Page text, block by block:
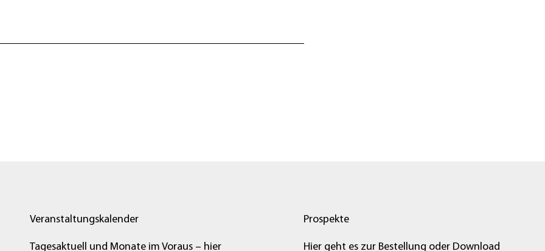
Veranstaltungskalender
Tagesaktuell und Monate im Voraus – hier
Prospekte
Hier geht es zur Bestellung oder Download